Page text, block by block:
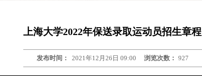
上海大学2022年保送录取运动员招生章程
发布时间： 2021年12月26日 09:00 浏览次数： 927